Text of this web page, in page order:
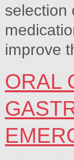
selection
improve
ORAL